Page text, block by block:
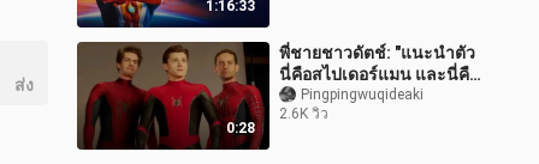
1:16:33
0:28
พี่ชายชาวดัตช์: "แนะนำตัว
นี่คือสไปเดอร์แมน และนี่คือ
สไปเดอร์แมน!"
Pingpingwuqideaki
2.6K วิว
ส่ง